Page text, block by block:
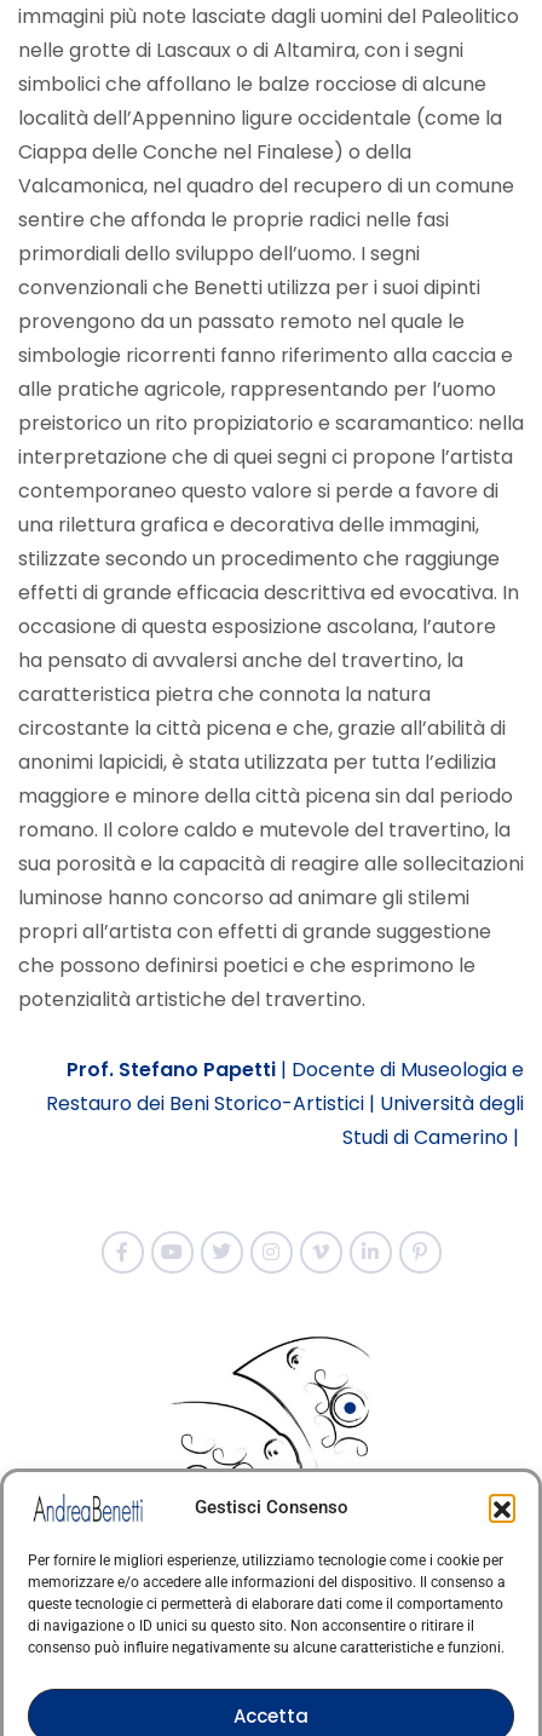
Gestisci Consenso
Per fornire le migliori esperienze, utilizziamo tecnologie come i cookie per
memorizzare e/o accedere alle informazioni del dispositivo. Il consenso a
queste tecnologie ci permetterà di elaborare dati come il comportamento
di navigazione o ID unici su questo sito. Non acconsentire o ritirare il
consenso può influire negativamente su alcune caratteristiche e funzioni.
Accetta
immagini più note lasciate dagli uomini del Paleolitico
nelle grotte di Lascaux o di Altamira, con i segni
simbolici che affollano le balze rocciose di alcune
località dell’Appennino ligure occidentale (come la
Ciappa delle Conche nel Finalese) o della
Valcamonica, nel quadro del recupero di un comune
sentire che affonda le proprie radici nelle fasi
primordiali dello sviluppo dell’uomo. I segni
convenzionali che Benetti utilizza per i suoi dipinti
provengono da un passato remoto nel quale le
simbologie ricorrenti fanno riferimento alla caccia e
alle pratiche agricole, rappresentando per l’uomo
preistorico un rito propiziatorio e scaramantico: nella
interpretazione che di quei segni ci propone l’artista
contemporaneo questo valore si perde a favore di
una rilettura grafica e decorativa delle immagini,
stilizzate secondo un procedimento che raggiunge
effetti di grande efficacia descrittiva ed evocativa. In
occasione di questa esposizione ascolana, l’autore
ha pensato di avvalersi anche del travertino, la
caratteristica pietra che connota la natura
circostante la città picena e che, grazie all’abilità di
anonimi lapicidi, è stata utilizzata per tutta l’edilizia
maggiore e minore della città picena sin dal periodo
romano. Il colore caldo e mutevole del travertino, la
sua porosità e la capacità di reagire alle sollecitazioni
luminose hanno concorso ad animare gli stilemi
propri all’artista con effetti di grande suggestione
che possono definirsi poetici e che esprimono le
potenzialità artistiche del travertino.
Prof. Stefano Papetti | Docente di Museologia e
Restauro dei Beni Storico-Artistici | Università degli
Studi di Camerino |
© Copyright · Tutti i diritti riservati 2006 > 2025 · Arte
Contemporanea Italiana·Cookie Policy
la Privacy Policy e i Termini di servizio di Google